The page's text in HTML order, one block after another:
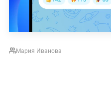
Мария Иванова